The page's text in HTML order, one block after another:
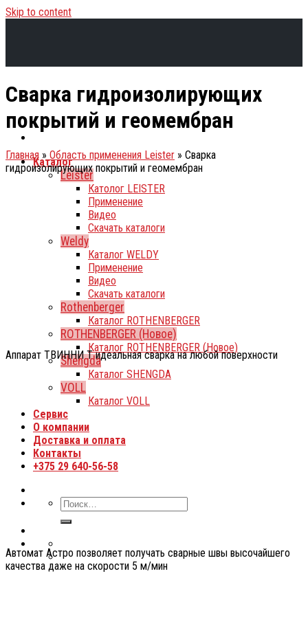
Skip to content
Каталог
Leister
Католог LEISTER
Применение
Видео
Скачать каталоги
Weldy
Каталог WELDY
Применение
Видео
Скачать каталоги
Rothenberger
Каталог ROTHENBERGER
ROTHENBERGER (Новое)
Каталог ROTHENBERGER (Новое)
Shengda
Каталог SHENGDA
VOLL
Каталог VOLL
Сервис
О компании
Доставка и оплата
Контакты
+375 29 640-56-58
Сварка гидроизолирующих
покрытий и геомембран
Главная » Область применения Leister » Сварка
гидроизолирующих покрытий и геомембран
Аппарат ТВИННИ Т идеальная сварка на любой поверхности
Автомат Астро позволяет получать сварные швы высочайшего
качества даже на скорости 5 м/мин